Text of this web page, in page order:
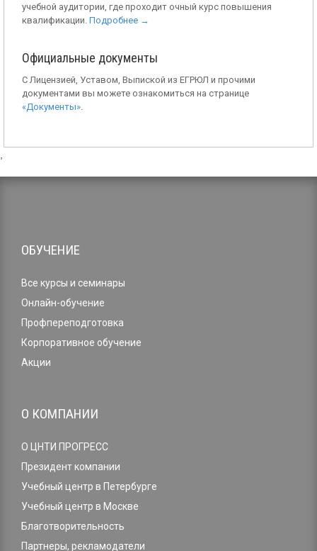
учебной аудитории, где проходит очный курс повышения
квалификации. Подробнее →
Официальные документы
С Лицензией, Уставом, Выпиской из ЕГРЮЛ и прочими
документами вы можете ознакомиться на странице
«Документы».
ОБУЧЕНИЕ
Все курсы и семинары
Онлайн-обучение
Профпереподготовка
Корпоративное обучение
Акции
О КОМПАНИИ
О ЦНТИ ПРОГРЕСС
Президент компании
Учебный центр в Петербурге
Учебный центр в Москве
Благотворительность
Партнеры, рекламодатели